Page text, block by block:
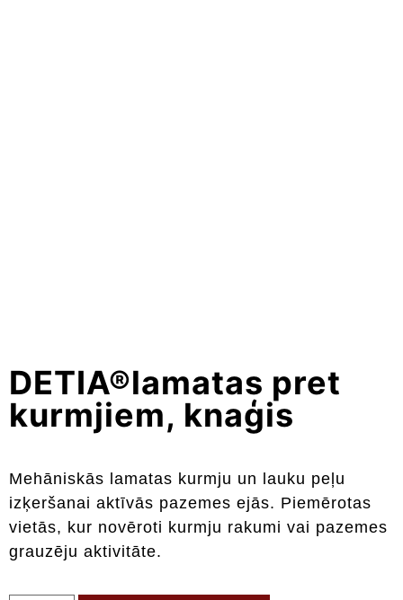
DETIA®lamatas pret
kurmjiem, knaģis
Mehāniskās lamatas kurmju un lauku peļu
izķeršanai aktīvās pazemes ejās. Piemērotas
vietās, kur novēroti kurmju rakumi vai pazemes
grauzēju aktivitāte.